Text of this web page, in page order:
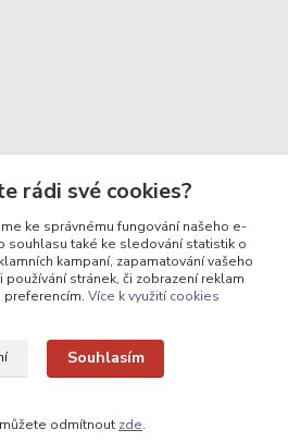
997
13:30 |
sběr cookies.
| 2015-2026 © Hradec Králové
rádi své cookies?
ke správnému fungování našeho e-
souhlasu také ke sledování statistik o
kampaní, zapamatování vašeho
stránek, či zobrazení reklam
preferencím. Více k využití cookies
Souhlasím
odmítnout zde.